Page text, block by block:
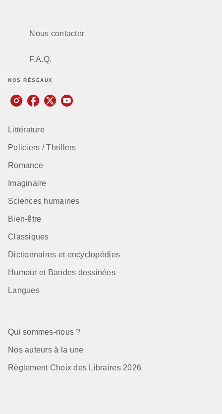
Nous contacter
F.A.Q.
NOS RÉSEAUX
Littérature
Policiers / Thrillers
Romance
Imaginaire
Sciences humaines
Bien-être
Classiques
Dictionnaires et encyclopédies
Humour et Bandes dessinées
Langues
Qui sommes-nous ?
Nos auteurs à la une
Règlement Choix des Libraires 2026